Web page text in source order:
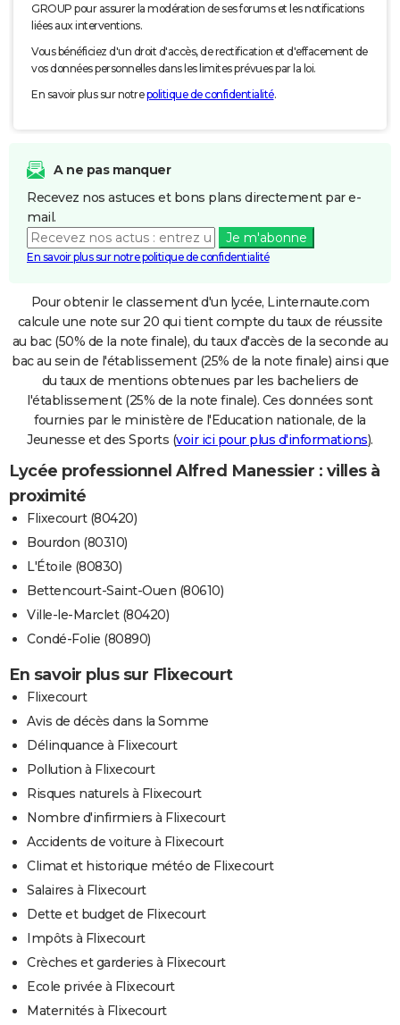
GROUP pour assurer la modération de ses forums et les notifications
liées aux interventions.
Vous bénéficiez d'un droit d'accès, de rectification et d'effacement de
vos données personnelles dans les limites prévues par la loi.
En savoir plus sur notrepolitique de confidentialité.
A ne pas manquer
Recevez nos astuces et bons plans directement par e-
mail.
Je m'abonne
En savoir plus sur notre politique de confidentialité
Pour obtenir le classement d'un lycée, Linternaute.com
calcule une note sur 20 qui tient compte du taux de réussite
au bac (50% de la note finale), du taux d'accès de la seconde au
bac au sein de l'établissement (25% de la note finale) ainsi que
du taux de mentions obtenues par les bacheliers de
l'établissement (25% de la note finale). Ces données sont
fournies par le ministère de l'Education nationale, de la
Jeunesse et des Sports (voir ici pour plus d'informations).
Lycée professionnel Alfred Manessier : villes à
proximité
Flixecourt (80420)
Bourdon (80310)
L'Étoile (80830)
Bettencourt-Saint-Ouen (80610)
Ville-le-Marclet (80420)
Condé-Folie (80890)
En savoir plus sur Flixecourt
Flixecourt
Avis de décès dans la Somme
Délinquance à Flixecourt
Pollution à Flixecourt
Risques naturels à Flixecourt
Nombre d'infirmiers à Flixecourt
Accidents de voiture à Flixecourt
Climat et historique météo de Flixecourt
Salaires à Flixecourt
Dette et budget de Flixecourt
Impôts à Flixecourt
Crèches et garderies à Flixecourt
Ecole privée à Flixecourt
Maternités à Flixecourt